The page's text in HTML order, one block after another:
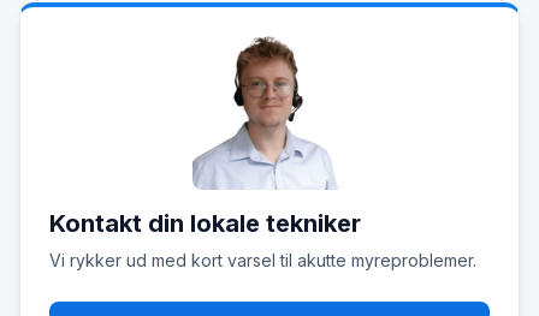
Kontakt din lokale tekniker
Vi rykker ud med kort varsel til akutte myreproblemer.